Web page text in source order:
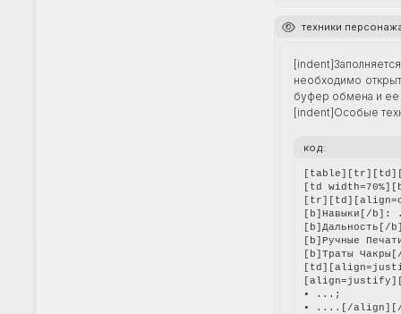
техники
необходимо
буфер обмена и ее
[indent]Особые
код:
[td
[b]Навыки[/b]:
[b]Ручные
[b]Траты
• ...;
• ....[/